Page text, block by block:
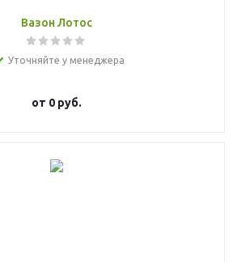
Вазон Лотос
Уточняйте у менеджера
от 0 руб.